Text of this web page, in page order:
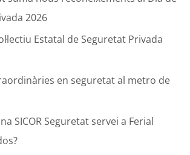
2026
Estatal de Seguretat Privada
en seguretat al metro de
SICOR Seguretat servei a Ferial